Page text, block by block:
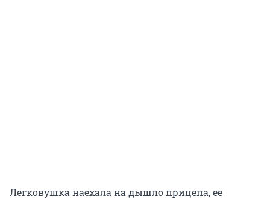
Легковушка наехала на дышло прицепа, ее